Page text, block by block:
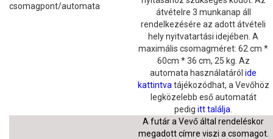
csomagpont/automata
átvételre 3 munkanap áll
rendelkezésére az adott átvételi
hely nyitvatartási idejében. A
maximális csomagméret: 62 cm *
60cm * 36 cm, 25 kg. Az
automata használatáról ide
kattintva tájékozódhat, a Vevőhöz
legközelebb eső automatát
pedig itt találja
A futár a Vevő által rendeléskor
megadott címre viszi a csomagot.